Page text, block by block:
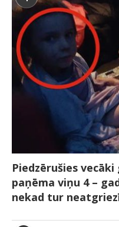
Piedzērušies
paņēma viņu 4 –
nekad tur